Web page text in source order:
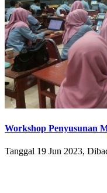
Workshop Penyusunan
Tanggal 19 Jun 2023,